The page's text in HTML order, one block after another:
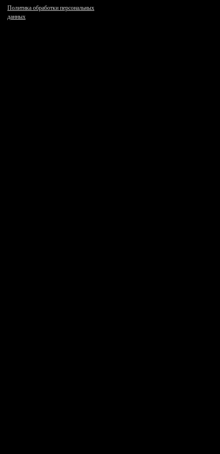
Политика обработки персональных
данных